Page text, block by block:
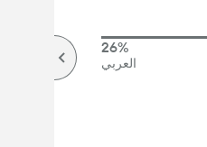
26%
العربي